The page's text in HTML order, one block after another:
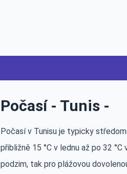
Počasí - Tunis -
Počasí v Tunisu je typicky
přibližně 15 °C v lednu až po 32
podzim, tak pro plážovou